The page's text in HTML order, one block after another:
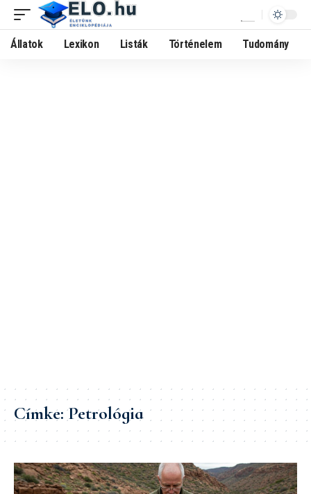
Állatok Lexikon Listák Történelem Tudomány
Címke:Petrológia